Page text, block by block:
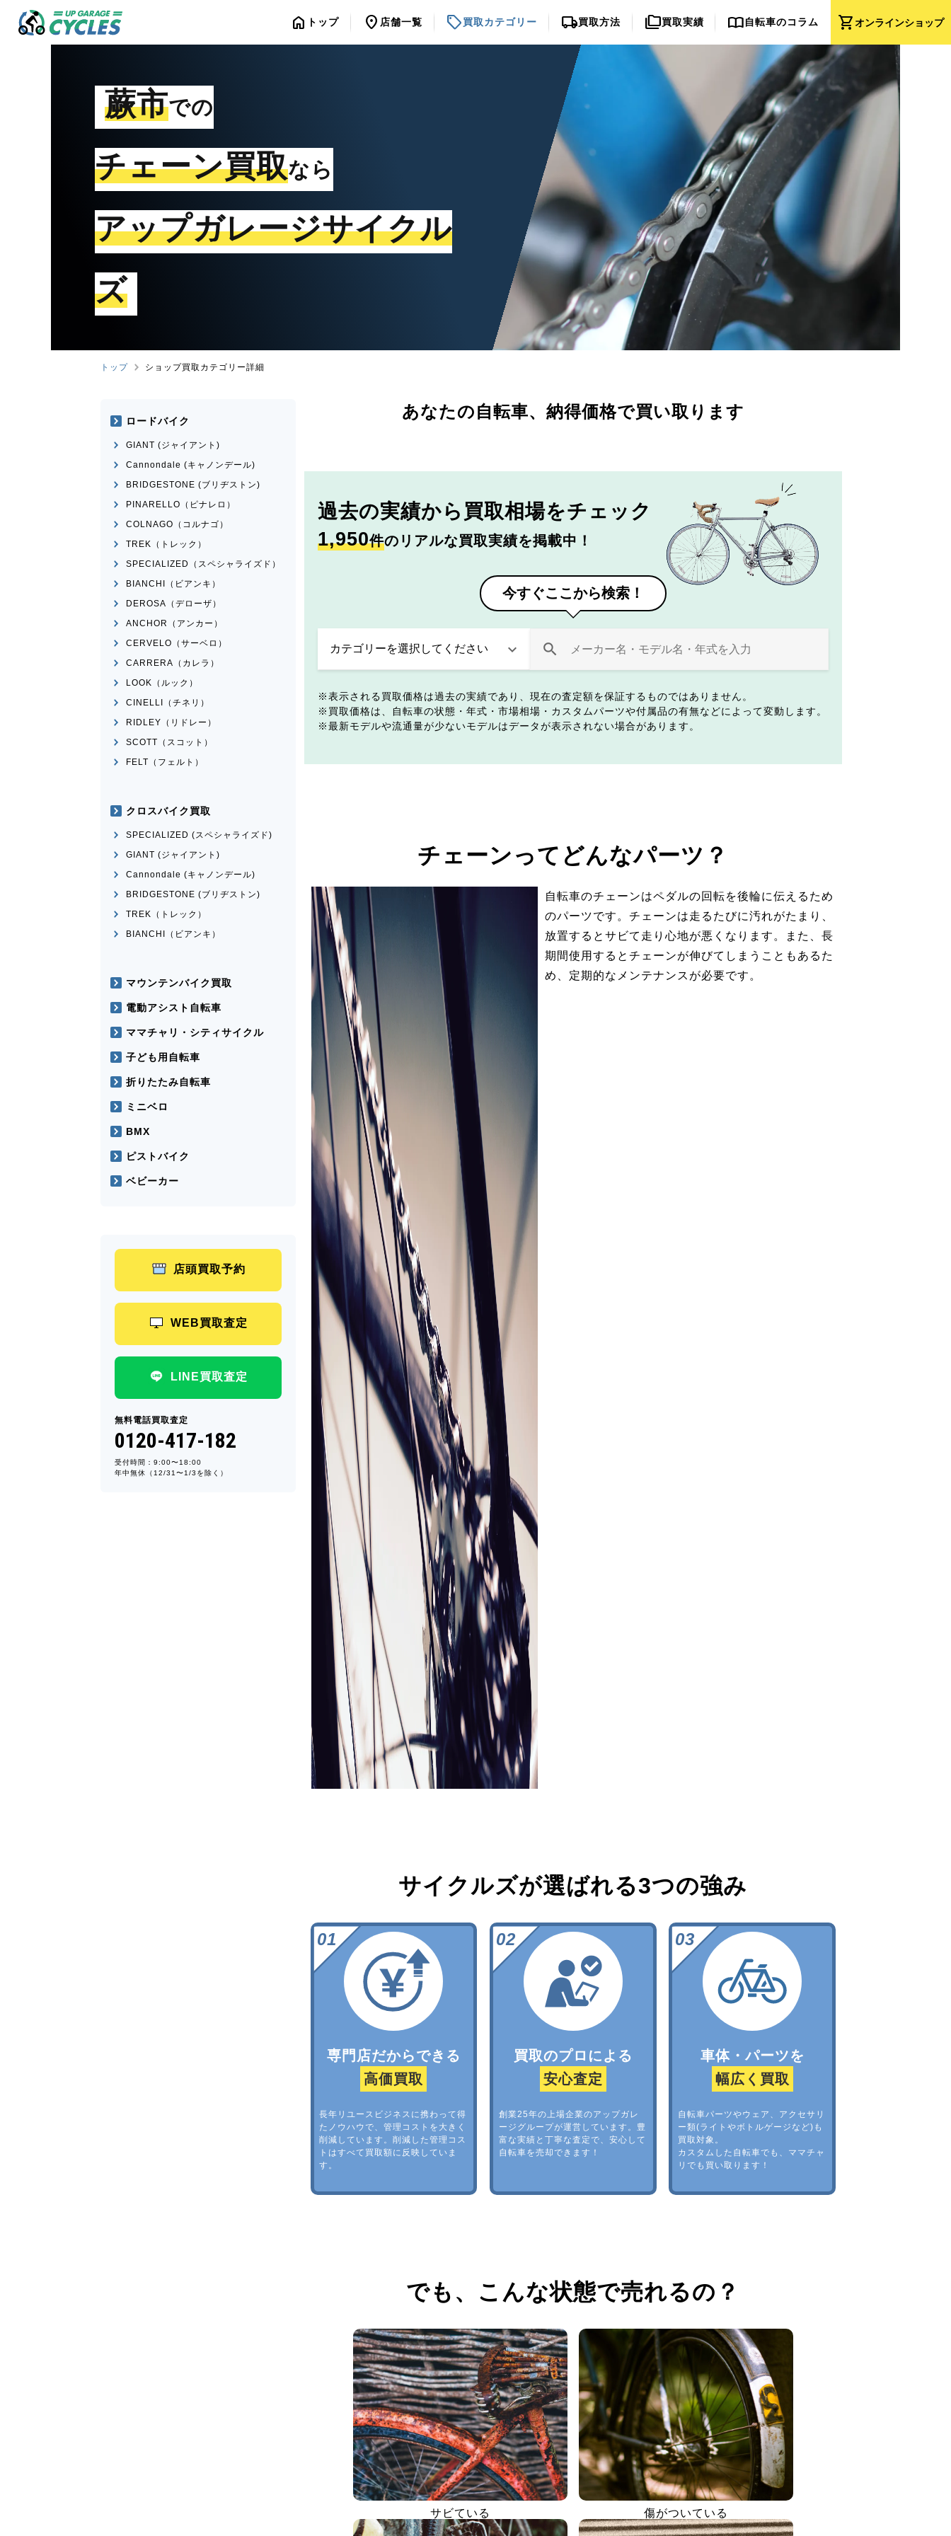
shopping_cartオンラインショップ
home トップ location_on 店舗一覧 sell買取カテゴリー local_shipping買取方法 folder_copy買取実績 import_contacts自転車のコラム
蕨市での
チェーン買取なら
アップガレージサイクル
ズ
トップ ショップ買取カテゴリー詳細
あなたの自転車、 納得価格で買い取ります
過去の実績から 買取相場をチェック
1,950件のリアルな買取実績を掲載中！
今すぐここから検索！
表示される買取価格は過去の実績であり、現在の査定額を保証するものではありません。
買取価格は、自転車の状態・年式・市場相場・カスタムパーツや付属品の有無などによって変動します。
最新モデルや流通量が少ないモデルはデータが表示されない場合があります。
チェーンってどんなパーツ？
自転車のチェーンはペダルの回転を後輪に伝えるため
のパーツです。チェーンは走るたびに汚れがたまり、
放置するとサビて走り心地が悪くなります。また、長
期間使用するとチェーンが伸びてしまうこともあるた
め、定期的なメンテナンスが必要です。
サイクルズが選ばれる3つの強み
専門店だからできる
高価買取
長年リユースビジネスに携わって得
たノウハウで、管理コストを大きく
削減しています。削減した管理コス
トはすべて買取額に反映していま
す。
買取のプロによる
安心査定
創業25年の上場企業のアップガレ
ージグループが運営しています。豊
富な実績と丁寧な査定で、安心して
自転車を売却できます！
車体・パーツを
幅広く買取
自転車パーツやウェア、アクセサリ
ー類(ライトやボトルゲージなど)も
買取対象。
カスタムした自転車でも、ママチャ
リでも買い取ります！
でも、 こんな状態で売れるの？
サビている 傷がついている
ロードバイク
GIANT (ジャイアント)
Cannondale (キャノンデール)
BRIDGESTONE (ブリヂストン)
PINARELLO（ピナレロ）
COLNAGO（コルナゴ）
TREK（トレック）
SPECIALIZED（スペシャライズド）
BIANCHI（ビアンキ）
DEROSA（デローザ）
ANCHOR（アンカー）
CERVELO（サーベロ）
CARRERA（カレラ）
LOOK（ルック）
CINELLI（チネリ）
RIDLEY（リドレー）
SCOTT（スコット）
FELT（フェルト）
クロスバイク買取
SPECIALIZED (スペシャライズド)
GIANT (ジャイアント)
Cannondale (キャノンデール)
BRIDGESTONE (ブリヂストン)
TREK（トレック）
BIANCHI（ビアンキ）
マウンテンバイク買取
電動アシスト自転車
ママチャリ・シティサイクル
子ども用自転車
折りたたみ自転車
ミニベロ
BMX
ピストバイク
ベビーカー
店頭買取予約
WEB買取査定
LINE買取査定
無料電話買取査定
0120-417-182
受付時間：9:00〜18:00
年中無休（12/31〜1/3を除く）